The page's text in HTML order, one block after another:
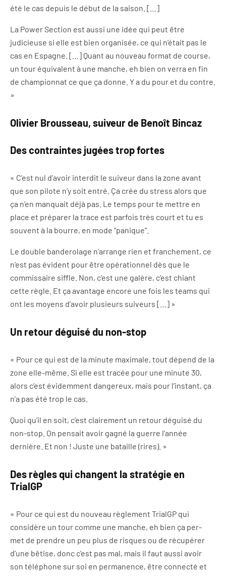
été le cas depuis le début de la saison. […]
La Power Section est aussi une idée qui peut être
judicieuse si elle est bien organisée, ce qui n’était pas le
cas en Espagne. […] Quant au nouveau format de course,
un tour équivalent à une manche, eh bien on verra en fin
de championnat ce que ça donne. Y a du pour et du contre.
»
Olivier Brousseau, suiveur de Benoît Bincaz
Des contraintes jugées trop fortes
« C’est nul d’avoir interdit le suiveur dans la zone avant
que son pilote n’y soit entré. Ça crée du stress alors que
ça n’en manquait déjà pas. Le temps pour te mettre en
place et préparer la trace est parfois très court et tu es
souvent à la bourre, en mode “panique”.
Le double banderolage n’arrange rien et franchement, ce
n’est pas évident pour être opérationnel dès que le
commissaire siffle. Non, c’est une galère, c’est chiant
cette règle. Et ça avantage encore une fois les teams qui
ont les moyens d’avoir plusieurs suiveurs […] »
Un retour déguisé du non-stop
« Pour ce qui est de la minute maximale, tout dépend de la
zone elle-même. Si elle est tracée pour une minute 30,
alors c’est évidemment dangereux, mais pour l’instant, ça
n’a pas été trop le cas.
Quoi qu’il en soit, c’est clairement un retour déguisé du
non-stop. On pensait avoir gagné la guerre l’année
dernière. Et non ! Juste une bataille (rires). »
Des règles qui changent la stratégie en
TrialGP
« Pour ce qui est du nouveau règlement TrialGP qui
considère un tour comme une manche, eh bien ça per-
met de prendre un peu plus de risques ou de récupérer
d’une bêtise, donc c’est pas mal, mais il faut aussi avoir
son téléphone sur soi en permanence, être connecté et